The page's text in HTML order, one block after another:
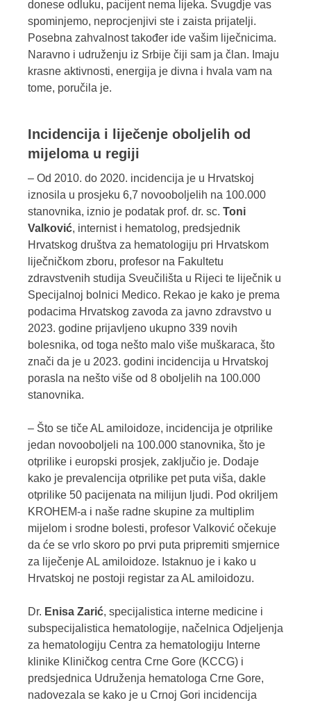
donese odluku, pacijent nema lijeka. Svugdje vas
spominjemo, neprocjenjivi ste i zaista prijatelji.
Posebna zahvalnost također ide vašim liječnicima.
Naravno i udruženju iz Srbije čiji sam ja član. Imaju
krasne aktivnosti, energija je divna i hvala vam na
tome, poručila je.
Incidencija i liječenje oboljelih od
mijeloma u regiji
– Od 2010. do 2020. incidencija je u Hrvatskoj
iznosila u prosjeku 6,7 novooboljelih na 100.000
stanovnika, iznio je podatak prof. dr. sc. Toni
Valković, internist i hematolog, predsjednik
Hrvatskog društva za hematologiju pri Hrvatskom
liječničkom zboru, profesor na Fakultetu
zdravstvenih studija Sveučilišta u Rijeci te liječnik u
Specijalnoj bolnici Medico. Rekao je kako je prema
podacima Hrvatskog zavoda za javno zdravstvo u
2023. godine prijavljeno ukupno 339 novih
bolesnika, od toga nešto malo više muškaraca, što
znači da je u 2023. godini incidencija u Hrvatskoj
porasla na nešto više od 8 oboljelih na 100.000
stanovnika.
– Što se tiče AL amiloidoze, incidencija je otprilike
jedan novooboljeli na 100.000 stanovnika, što je
otprilike i europski prosjek, zaključio je. Dodaje
kako je prevalencija otprilike pet puta viša, dakle
otprilike 50 pacijenata na milijun ljudi. Pod okriljem
KROHEM-a i naše radne skupine za multiplim
mijelom i srodne bolesti, profesor Valković očekuje
da će se vrlo skoro po prvi puta pripremiti smjernice
za liječenje AL amiloidoze. Istaknuo je i kako u
Hrvatskoj ne postoji registar za AL amiloidozu.
Dr. Enisa Zarić, specijalistica interne medicine i
subspecijalistica hematologije, načelnica Odjeljenja
za hematologiju Centra za hematologiju Interne
klinike Kliničkog centra Crne Gore (KCCG) i
predsjednica Udruženja hematologa Crne Gore,
nadovezala se kako je u Crnoj Gori incidencija